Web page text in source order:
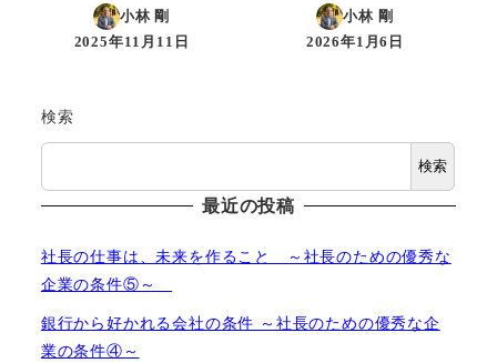
小林 剛
投稿日
2025年11月11日
小林 剛
投稿日
2026年1月6日
検索
検索
最近の投稿
社長の仕事は、未来を作ること ～社長のための優秀な
企業の条件⑤～
銀行から好かれる会社の条件 ～社長のための優秀な企
業の条件④～